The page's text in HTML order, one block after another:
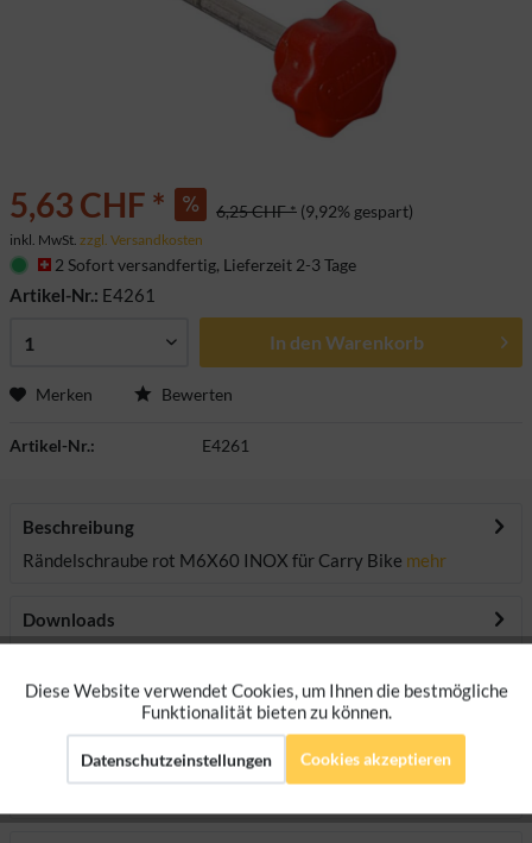
5,63 CHF * 6,25 CHF * (9,92% gespart)
inkl. MwSt. zzgl. Versandkosten
2 Sofort versandfertig, Lieferzeit 2-3 Tage
Artikel-Nr.: E4261
In den Warenkorb
Merken Bewerten
Artikel-Nr.: E4261
Beschreibung
Rändelschraube rot M6X60 INOX für Carry Bike mehr
Downloads
Bewertungen
0
Bewertungen lesen, schreiben und diskutieren...
Ersatzteile
Funktionale Aktiv
Marketing Aktiv
Diese Website verwendet Cookies, um Ihnen die bestmögliche
Funktionalität bieten zu können.
Datenschutzeinstellungen Cookies akzeptieren